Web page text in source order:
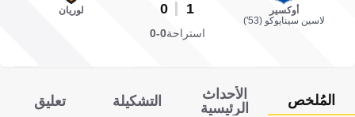
أوكسير
لاسين سينايوكو (53')
1
0 لوريان
استراحة0-0
المُلخص
الأحداث
الرئيسية
التشكيلة تعليق